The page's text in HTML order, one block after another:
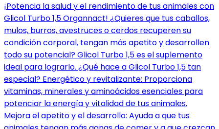
¡Potencia la salud y el rendimiento de tus animales con
Glicol Turbo 1,5 Organnact! ¿Quieres que tus caballos,
mulos, burros, avestruces o cerdos recuperen su
condición corporal, tengan más apetito y desarrollen
todo su potencial? Glicol Turbo 1,5 es el suplemento
ideal para lograrlo. ¿Qué hace a Glicol Turbo 1,5 tan
especial? Energético y revitalizante: Proporciona
vitaminas, minerales y aminoácidos esenciales para
potenciar la energía y vitalidad de tus animales.
Mejora el apetito y el desarrollo: Ayuda a que tus